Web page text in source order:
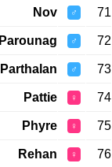
71
♂
Nov
72
♂
Parounag
73
♂
Parthalan
74
♀
Pattie
75
♀
Phyre
76
♀
Rehan